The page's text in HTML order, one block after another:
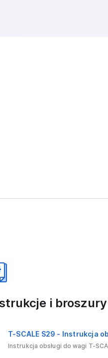
i broszury
T-SCALE S29 - Instrukcja
Instrukcja obsługi do wagi T-